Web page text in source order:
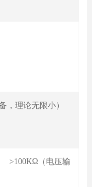
，理论无限小）
>100KΩ（电压输